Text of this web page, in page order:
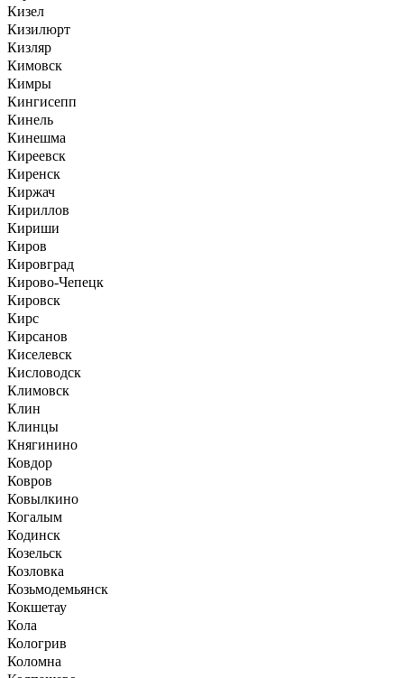
Кизел
Кизилюрт
Кизляр
Кимовск
Кимры
Кингисепп
Кинель
Кинешма
Киреевск
Киренск
Киржач
Кириллов
Кириши
Киров
Кировград
Кирово-Чепецк
Кировск
Кирс
Кирсанов
Киселевск
Кисловодск
Климовск
Клин
Клинцы
Княгинино
Ковдор
Ковров
Ковылкино
Когалым
Кодинск
Козельск
Козловка
Козьмодемьянск
Кокшетау
Кола
Кологрив
Коломна